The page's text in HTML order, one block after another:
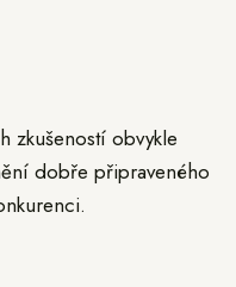
zkušeností obvykle
dobře připraveného